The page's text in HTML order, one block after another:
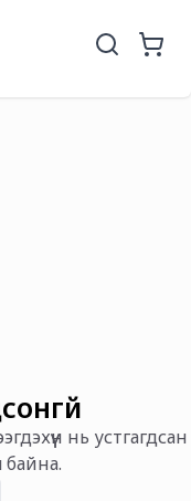
нь устгагдсан